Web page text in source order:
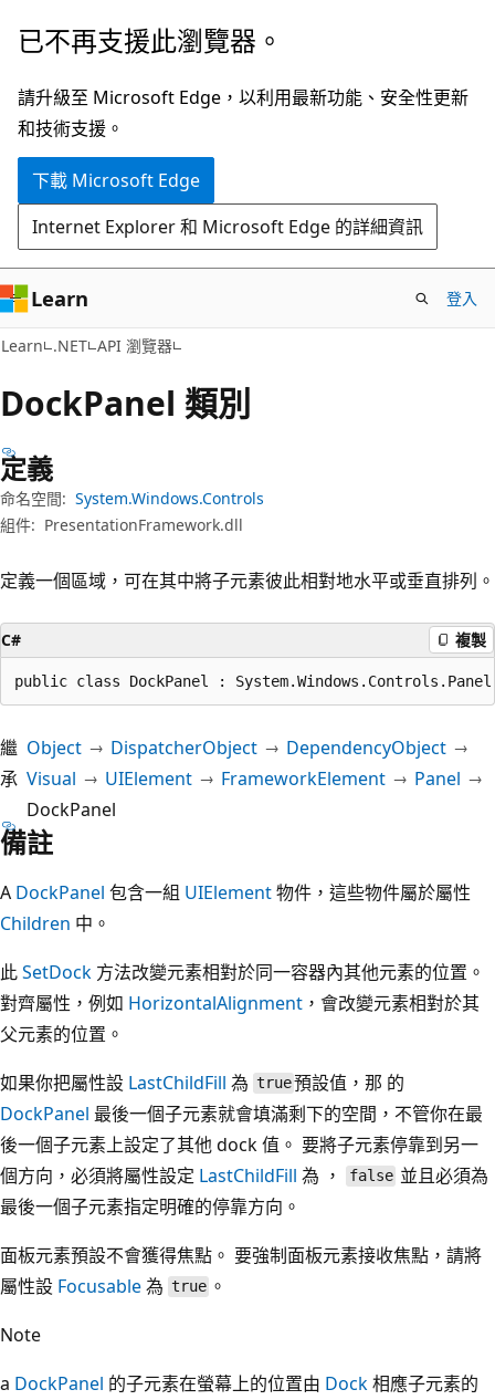
跳
主
要
內
跳
頁
面
內
覽
已不再支援此瀏覽器。
請升級至 Microsoft Edge，以利用最新功能、安全性更新
和技術支援。
下載 Microsoft Edge
Internet Explorer 和 Microsoft Edge 的詳細資訊
Learn 登入
Learn .NET API 瀏覽器
DockPanel 類別
定義
命名空間: System.Windows.Controls
組件: PresentationFramework.dll
定義一個區域，可在其中將子元素彼此相對地水平或垂直排列。
C# 複製
public class DockPanel : System.Windows.Controls.Panel
繼
承
Object DispatcherObject
DependencyObject
Visual
UIElement FrameworkElement
Panel
DockPanel
備註
A DockPanel 包含一組 UIElement物件，這些物件屬於屬性
Children 中。
此SetDock 方法改變元素相對於同一容器內其他元素的位置。
對齊屬性，例如 HorizontalAlignment ，會改變元素相對於其
父元素的位置。
如果你把屬性設 LastChildFill 為 true預設值，那 的
DockPanel 最後一個子元素就會填滿剩下的空間，不管你在最
後一個子元素上設定了其他 dock 值。 要將子元素停靠到另一
個方向，必須將屬性設定 LastChildFill 為 ， false 並且必須為
最後一個子元素指定明確的停靠方向。
面板元素預設不會獲得焦點。 要強制面板元素接收焦點，請將
屬性設 Focusable為 true 。
Note
a DockPanel 的子元素在螢幕上的位置由 Dock相應子元素的